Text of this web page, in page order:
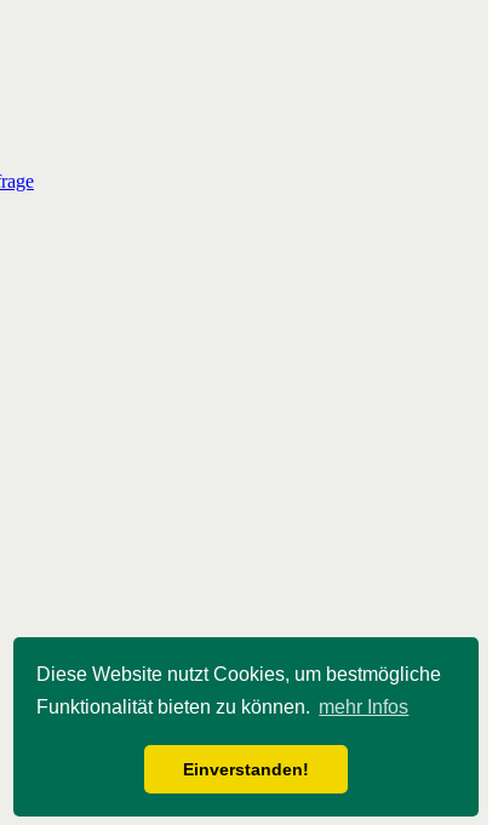
Diese Website nutzt Cookies, um bestmögliche
Funktionalität bieten zu können. mehr Infos
Einverstanden!